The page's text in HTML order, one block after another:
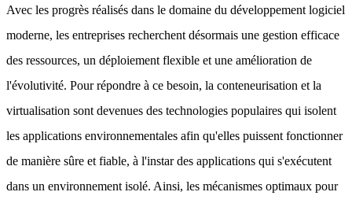
Avec les progrès réalisés dans le domaine du développement logiciel
moderne, les entreprises recherchent désormais une gestion efficace
des ressources, un déploiement flexible et une amélioration de
l'évolutivité. Pour répondre à ce besoin, la conteneurisation et la
virtualisation sont devenues des technologies populaires qui isolent
les applications environnementales afin qu'elles puissent fonctionner
de manière sûre et fiable, à l'instar des applications qui s'exécutent
dans un environnement isolé. Ainsi, les mécanismes optimaux pour